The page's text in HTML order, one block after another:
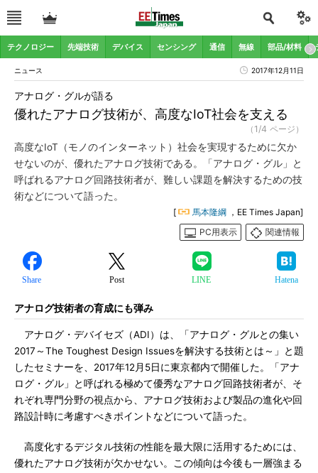
テクノロジー 先端技術 デバイス センシング 通信 無線 部品/材料
ニュース 2017年12月11日
優れたアナログ技術が、高度なIoT社会を支える
アナログ・グルが語る
（1/4 ページ）
高度なIoT（モノのインターネット）社会を実現するために欠か
せないのが、優れたアナログ技術である。「アナログ・グル」と
呼ばれるアナログ回路技術者が、難しい課題を解決するための技
術などについて語った。
[ 馬本隆綱 ，EE Times Japan]
PC用表示
関連情報
Share Post LINE Hatena
アナログ技術者の育成にも弾み
アナログ・デバイセズ（ADI）は、「アナログ・グルとの集い
2017～The Toughest Design Issuesを解決する技術とは～」と題
したセミナーを、2017年12月5日に東京都内で開催した。「アナ
ログ・グル」と呼ばれる極めて優秀なアナログ回路技術者が、そ
れぞれ専門分野の視点から、アナログ技術および製品の進化や回
路設計時に考慮すべきポイントなどについて語った。
高度化するデジタル技術の性能を最大限に活用するためには、
優れたアナログ技術が欠かせない。この傾向は今後も一層強まる